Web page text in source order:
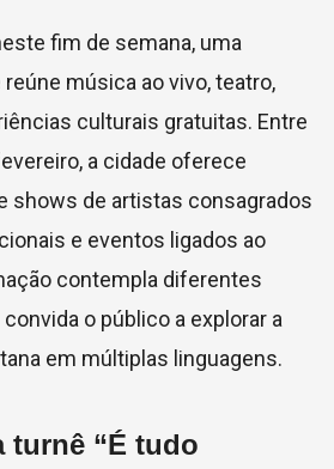
fim de semana, uma
música ao vivo, teatro,
culturais gratuitas. Entre
a cidade oferece
shows de artistas consagrados
e eventos ligados ao
contempla diferentes
o público a explorar a
em múltiplas linguagens.
turnê “É tudo